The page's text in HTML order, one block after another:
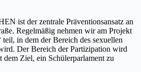
ist der zentrale Präventionsansatz an
Regelmäßig nehmen wir am Projekt
teil, in dem der Bereich des sexuellen
Der Bereich der Partizipation wird
dem Ziel, ein Schülerparlament zu